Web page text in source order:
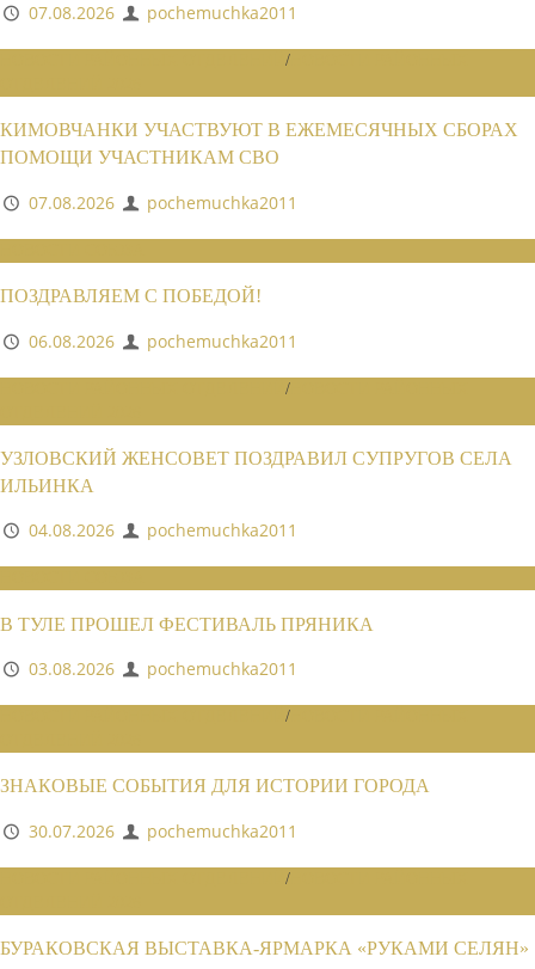
07.08.2026
pochemuchka2011
/
КИМОВЧАНКИ УЧАСТВУЮТ В ЕЖЕМЕСЯЧНЫХ СБОРАХ
ПОМОЩИ УЧАСТНИКАМ СВО
07.08.2026
pochemuchka2011
ПОЗДРАВЛЯЕМ С ПОБЕДОЙ!
06.08.2026
pochemuchka2011
/
УЗЛОВСКИЙ ЖЕНСОВЕТ ПОЗДРАВИЛ СУПРУГОВ СЕЛА
ИЛЬИНКА
04.08.2026
pochemuchka2011
В ТУЛЕ ПРОШЕЛ ФЕСТИВАЛЬ ПРЯНИКА
03.08.2026
pochemuchka2011
/
ЗНАКОВЫЕ СОБЫТИЯ ДЛЯ ИСТОРИИ ГОРОДА
30.07.2026
pochemuchka2011
/
БУРАКОВСКАЯ ВЫСТАВКА-ЯРМАРКА «РУКАМИ СЕЛЯН»